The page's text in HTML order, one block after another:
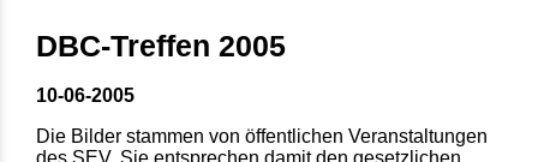
DBC-Treffen 2005
10-06-2005
Die Bilder stammen von öffentlichen Veranstaltungen
des SEV. Sie entsprechen damit den gesetzlichen